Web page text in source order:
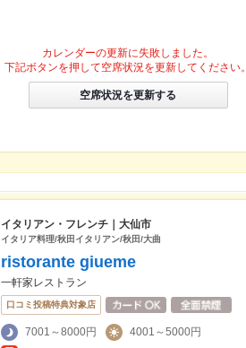
カレンダーの更新に失敗しました。
下記ボタンを押して空席状況を更新してください。
空席状況を更新する
イタリアン・フレンチ｜大仙市
イタリア料理/秋田イタリアン/秋田/大曲
ristorante giueme
一軒家レストラン
口コミ投稿特典対象店
7001～8000円
4001～5000円